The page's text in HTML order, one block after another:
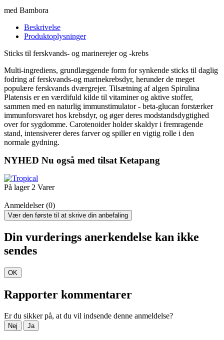
med Bambora
Beskrivelse
Produktoplysninger
Sticks til ferskvands- og marinerejer og -krebs
Multi-ingrediens, grundlæggende form for synkende sticks til daglig
fodring af ferskvands-og marinekrebsdyr, herunder de meget
populære ferskvands dværgrejer. Tilsætning af algen Spirulina
Platensis er en værdifuld kilde til vitaminer og aktive stoffer,
sammen med en naturlig immunstimulator - beta-glucan forstærker
immunforsvaret hos krebsdyr, og øger deres modstandsdygtighed
over for sygdomme. Carotenoider holder skaldyr i fremragende
stand, intensiverer deres farver og spiller en vigtig rolle i den
normale gydning.
NYHED Nu også med tilsat Ketapang
På lager 2 Varer
Anmeldelser (0)
Vær den første til at skrive din anbefaling
Din vurderings anerkendelse kan ikke
sendes
OK
Rapporter kommentarer
Er du sikker på, at du vil indsende denne anmeldelse?
Nej Ja